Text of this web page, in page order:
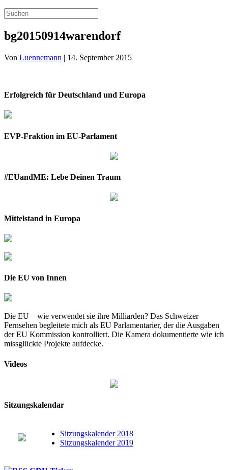
bg20150914warendorf
Von Luennemann | 14. September 2015
Erfolgreich für Deutschland und Europa
EVP-Fraktion im EU-Parlament
#EUandME: Lebe Deinen Traum
Mittelstand in Europa
Die EU von Innen
Die EU – wie verwendet sie ihre Milliarden? Das Schweizer
Fernsehen begleitete mich als EU Parlamentarier, der die Ausgaben
der EU Kommission kontrolliert. Die Kamera dokumentierte wie ich
missglückte Projekte aufdecke.
Videos
Sitzungskalendar
Sitzungskalender 2018
Sitzungskalender 2019